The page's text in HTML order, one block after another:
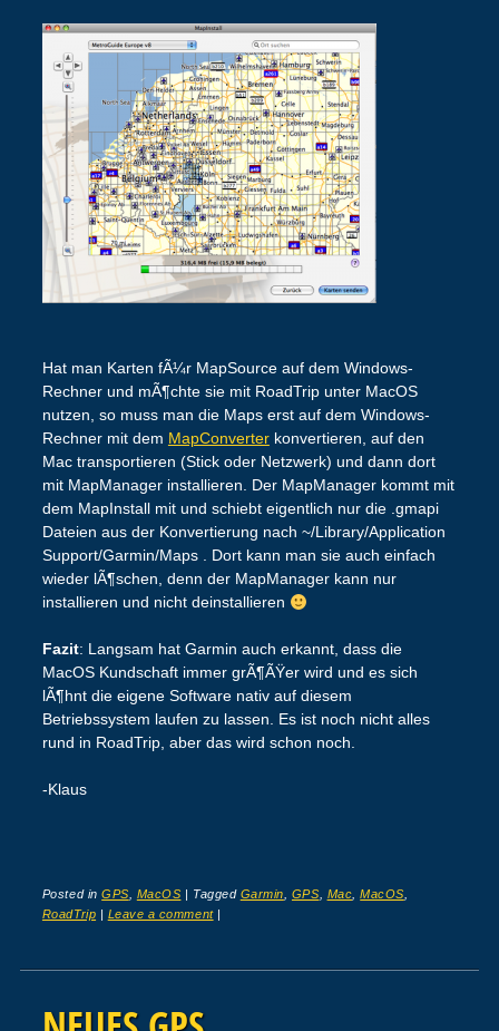
Hat man Karten fÃ¼r MapSource auf dem Windows-
Rechner und mÃ¶chte sie mit RoadTrip unter MacOS
nutzen, so muss man die Maps erst auf dem Windows-
Rechner mit dem MapConverterkonvertieren, auf den
Mac transportieren (Stick oder Netzwerk) und dann dort
mit MapManager installieren. Der MapManager kommt mit
dem MapInstall mit und schiebt eigentlich nur die .gmapi
Dateien aus der Konvertierung nach ~/Library/Application
Support/Garmin/Maps . Dort kann man sie auch einfach
wieder lÃ¶schen, denn der MapManager kann nur
installieren und nicht deinstallieren
Fazit: Langsam hat Garmin auch erkannt, dass die
MacOS Kundschaft immer grÃ¶ÃŸer wird und es sich
lÃ¶hnt die eigene Software nativ auf diesem
Betriebssystem laufen zu lassen. Es ist noch nicht alles
rund in RoadTrip, aber das wird schon noch.
-Klaus
Posted inGPS MacOS Tagged Garmin GPS Mac ,MacOS
RoadTrip
Leave a comment